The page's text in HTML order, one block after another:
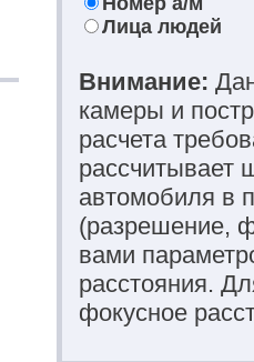
Лица людей
Внимание:
камеры и
расчета
рассчитывает
автомобиля в
(разрешение,
вами
расстояния.
фокусное